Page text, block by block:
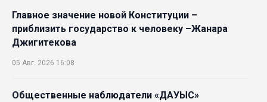
Главное значение новой Конституции –
приблизить государство к человеку –Жанара
Джигитекова
05 Авг. 2026 16:08
Общественные наблюдатели «ДАУЫС»